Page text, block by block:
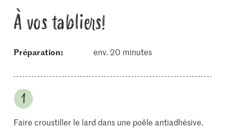
À vos tabliers!
Préparation: env. 20 minutes
Faire croustiller le lard dans une poêle antiadhésive.